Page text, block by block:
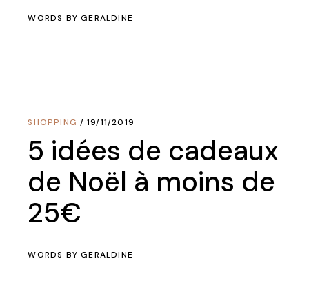
WORDS BYGERALDINE
SHOPPING 19/11/2019
5 idées de cadeaux
de Noël à moins de
25€
WORDS BYGERALDINE